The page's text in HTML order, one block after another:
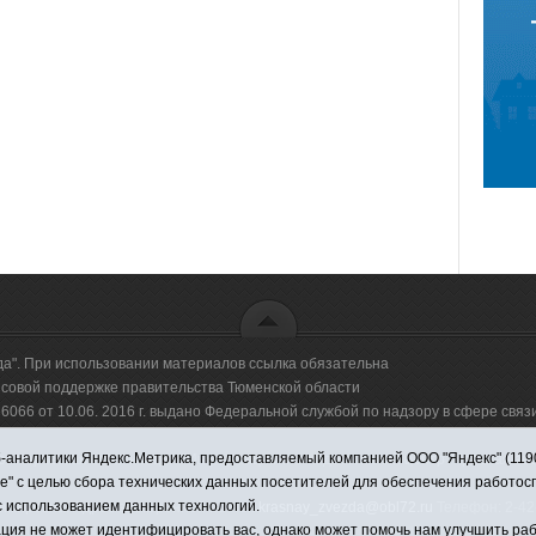
При использовании материалов ссылка обязательна
поддержке правительства Тюменской области
от 10.06. 2016 г. выдано Федеральной службой по надзору в сфере
организация "Информационно-издательский центр "Красная
Адрес электронной почты:krasnay_zvezda@obl72.ru
аналитики Яндекс.Метрика, предоставляемый компанией ООО "Яндекс"
с целью сбора технических данных посетителей для обеспечения
данных технологий.
не может идентифицировать вас, однако может помочь нам улучшить